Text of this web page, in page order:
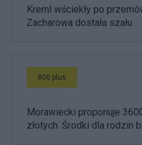
Kreml wściekły po
Zacharowa dostała szału
800 plus
Morawiecki proponuje
złotych. Środki dla rodzin